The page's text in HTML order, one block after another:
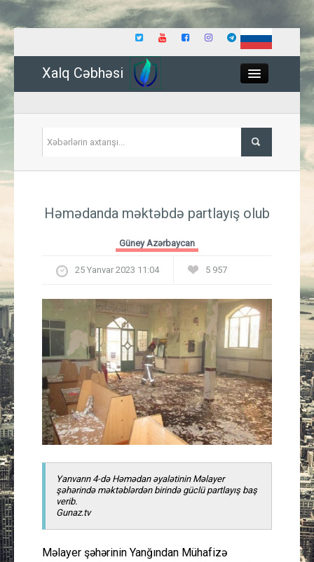
Xalq Cəbhəsi
İqtisadiyyat
Dünya
Güney Azərbaycan
Mədəniyyət
Müsahibə
İdman
Layihə
Cəmiyyət
Həmədanda məktəbdə partlayış olub
Güney Azərbaycan
25 Yanvar 2023 11:04 5 957
Yanvarın 4-də Həmədan əyalətinin Məlayer
şəhərində məktəblərdən birində güclü partlayış baş
verib.
Gunaz.tv
Məlayer şəhərinin Yanğından Mühafizə